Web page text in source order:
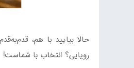
حالا بیایید با هم،
رویایی؟ انتخاب با شماست!